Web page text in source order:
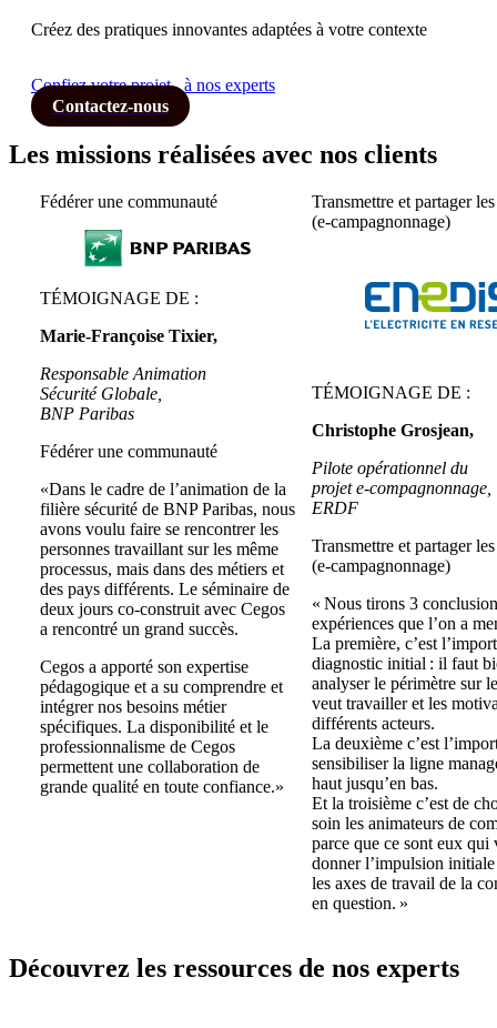
Créez des pratiques innovantes adaptées à votre contexte
Confiez votre projetà nos experts
Contactez-nous
Les missions réalisées avec nos clients
​Fédérer une communauté
TÉMOIGNAGE DE :
Marie-Françoise Tixier,
Responsable Animation
Sécurité Globale,
BNP Paribas
Fédérer une communauté
«Dans le cadre de l’animation de la
filière sécurité de BNP Paribas, nous
avons voulu faire se rencontrer les
personnes travaillant sur les même
processus, mais dans des métiers et
des pays différents. Le séminaire de
deux jours co-construit avec Cegos
a rencontré un grand succès.
Cegos a apporté son expertise
pédagogique et a su comprendre et
intégrer nos besoins métier
spécifiques. La disponibilité et le
professionnalisme de Cegos
permettent une collaboration de
grande qualité en toute confiance.»
​Transmettre et partager
(e-campagnonnage)
TÉMOIGNAGE DE :
Christophe Grosjean,
Pilote opérationnel du
projet e-compagnonnage,
ERDF
​Transmettre et partager
(e-campagnonnage)
« Nous tirons 3
expériences que l’on a
La première, c’est
diagnostic initial : il faut
analyser le périmètre sur
veut travailler et les
différents acteurs.
La deuxième c’est
sensibiliser la ligne
haut jusqu’en bas.
Et la troisième c’est de
soin les animateurs de
parce que ce sont eux qui
donner l’impulsion
les axes de travail de la
en question. »
Découvrez les ressources de nos experts